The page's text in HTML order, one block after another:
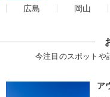
広島
岡山
今注目のスポットや
ア